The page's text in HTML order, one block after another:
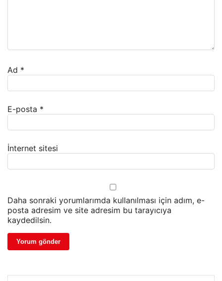
Ad *
E-posta *
İnternet sitesi
Daha sonraki yorumlarımda kullanılması için adım, e-
posta adresim ve site adresim bu tarayıcıya
kaydedilsin.